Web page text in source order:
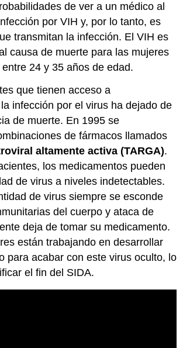
de ver a un médico al
por VIH y, por lo tanto, es
transmitan la infección. El VIH es
causa de muerte para las mujeres
24 y 35 años de edad.
que tienen acceso a
infección por el virus ha dejado de
de muerte. En 1995 se
de fármacos llamados
altamente activa (TARGA).
los medicamentos pueden
de virus a niveles indetectables.
de virus siempre se esconde
del cuerpo y ataca de
deja de tomar su medicamento.
están trabajando en desarrollar
para acabar con este virus oculto, lo
el fin del SIDA.